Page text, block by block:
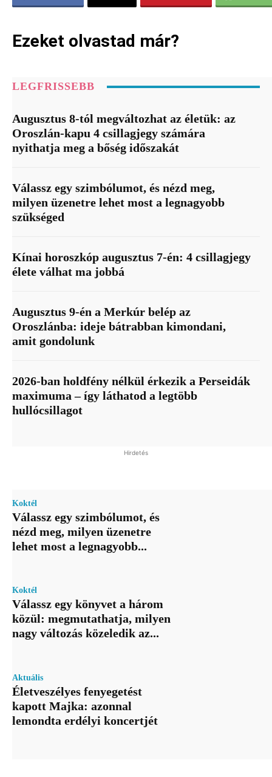
Ezeket olvastad már?
LEGFRISSEBB
Augusztus 8-tól megváltozhat az életük: az
Oroszlán-kapu 4 csillagjegy számára
nyithatja meg a bőség időszakát
Válassz egy szimbólumot, és nézd meg,
milyen üzenetre lehet most a legnagyobb
szükséged
Kínai horoszkóp augusztus 7-én: 4 csillagjegy
élete válhat ma jobbá
Augusztus 9-én a Merkúr belép az
Oroszlánba: ideje bátrabban kimondani,
amit gondolunk
2026-ban holdfény nélkül érkezik a Perseidák
maximuma – így láthatod a legtöbb
hullócsillagot
Hirdetés
Koktél
Válassz egy szimbólumot, és
nézd meg, milyen üzenetre
lehet most a legnagyobb...
Koktél
Válassz egy könyvet a három
közül: megmutathatja, milyen
nagy változás közeledik az...
Aktuális
Életveszélyes fenyegetést
kapott Majka: azonnal
lemondta erdélyi koncertjét